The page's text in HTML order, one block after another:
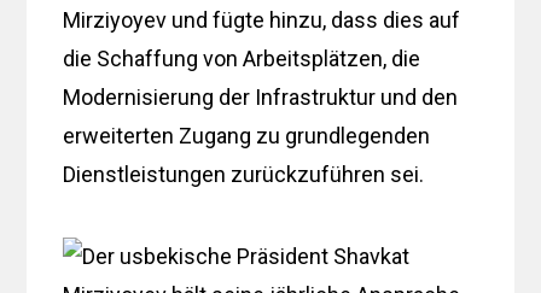
Mirziyoyev und fügte hinzu, dass dies auf
die Schaffung von Arbeitsplätzen, die
Modernisierung der Infrastruktur und den
erweiterten Zugang zu grundlegenden
Dienstleistungen zurückzuführen sei.